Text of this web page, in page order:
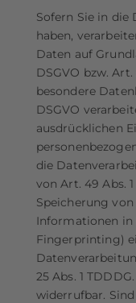
Sofern Sie in
haben,
Daten auf
DSGVO bzw.
besondere
DSGVO
ausdrücklichen
die
von Art. 49 Abs.
Speicherung
Informationen in
Fingerprinting)
25 Abs. 1
widerrufbar.